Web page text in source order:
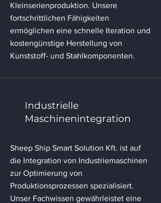
Kleinserienproduktion. Unsere
fortschrittlichen Fähigkeiten
ermöglichen eine schnelle Iteration und
kostengünstige Herstellung von
Kunststoff- und Stahlkomponenten.
Industrielle
Maschinenintegration
Sheep Ship Smart Solution Kft. ist auf
die Integration von Industriemaschinen
zur Optimierung von
Produktionsprozessen spezialisiert.
Unser Fachwissen gewährleistet eine